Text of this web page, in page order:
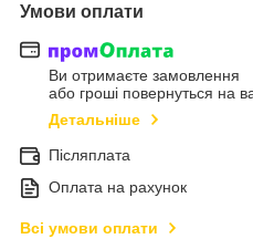
Умови оплати
Ви отримаєте замовлення
або гроші повернуться на
Детальніше
Післяплата
Оплата на рахунок
Всі умови оплати